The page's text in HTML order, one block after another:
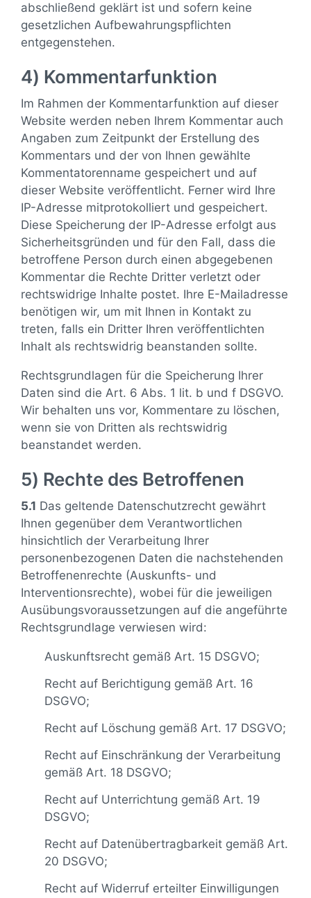
abschließend geklärt ist und sofern keine
gesetzlichen Aufbewahrungspflichten
entgegenstehen.
4) Kommentarfunktion
Im Rahmen der Kommentarfunktion auf dieser
Website werden neben Ihrem Kommentar auch
Angaben zum Zeitpunkt der Erstellung des
Kommentars und der von Ihnen gewählte
Kommentatorenname gespeichert und auf
dieser Website veröffentlicht. Ferner wird Ihre
IP-Adresse mitprotokolliert und gespeichert.
Diese Speicherung der IP-Adresse erfolgt aus
Sicherheitsgründen und für den Fall, dass die
betroffene Person durch einen abgegebenen
Kommentar die Rechte Dritter verletzt oder
rechtswidrige Inhalte postet. Ihre E-Mailadresse
benötigen wir, um mit Ihnen in Kontakt zu
treten, falls ein Dritter Ihren veröffentlichten
Inhalt als rechtswidrig beanstanden sollte.
Rechtsgrundlagen für die Speicherung Ihrer
Daten sind die Art. 6 Abs. 1 lit. b und f DSGVO.
Wir behalten uns vor, Kommentare zu löschen,
wenn sie von Dritten als rechtswidrig
beanstandet werden.
5) Rechte des Betroffenen
5.1 Das geltende Datenschutzrecht gewährt
Ihnen gegenüber dem Verantwortlichen
hinsichtlich der Verarbeitung Ihrer
personenbezogenen Daten die nachstehenden
Betroffenenrechte (Auskunfts- und
Interventionsrechte), wobei für die jeweiligen
Ausübungsvoraussetzungen auf die angeführte
Rechtsgrundlage verwiesen wird:
Auskunftsrecht gemäß Art. 15 DSGVO;
Recht auf Berichtigung gemäß Art. 16
DSGVO;
Recht auf Löschung gemäß Art. 17 DSGVO;
Recht auf Einschränkung der Verarbeitung
gemäß Art. 18 DSGVO;
Recht auf Unterrichtung gemäß Art. 19
DSGVO;
Recht auf Datenübertragbarkeit gemäß Art.
20 DSGVO;
Recht auf Widerruf erteilter Einwilligungen